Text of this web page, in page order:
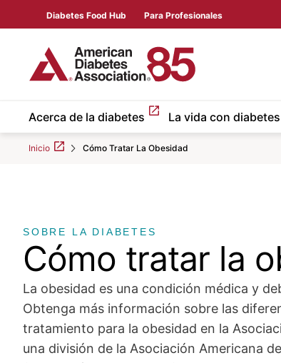
Diabetes Food Hub Para Profesionales
Acerca de la diabetes La vida con diabetes
Inicio Cómo Tratar La Obesidad
content
SOBRE LA DIABETES
Cómo tratar la
La obesidad es una condición médica y
Obtenga más información sobre las
tratamiento para la obesidad en la
una división de la Asociación Americana